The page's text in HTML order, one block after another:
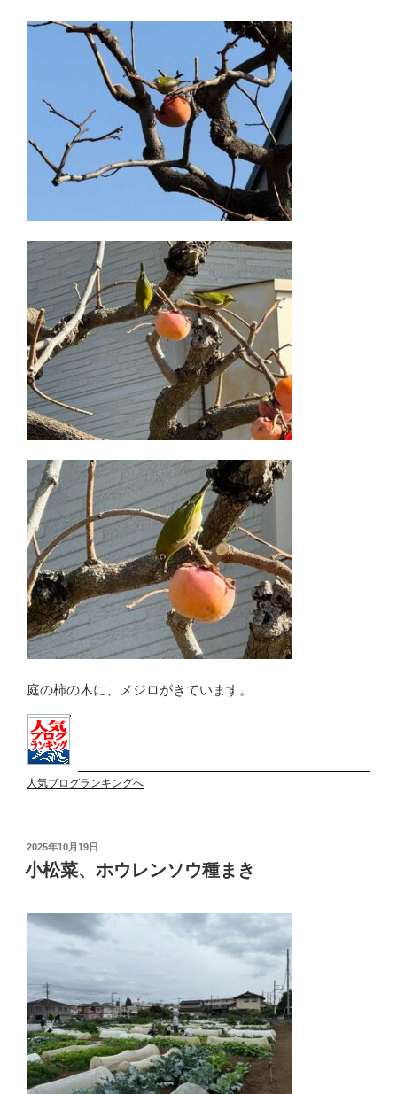
庭の柿の木に、メジロがきています。
人気ブログランキングへ
投
稿
日:
2025年10月19日
小松菜、ホウレンソウ種まき